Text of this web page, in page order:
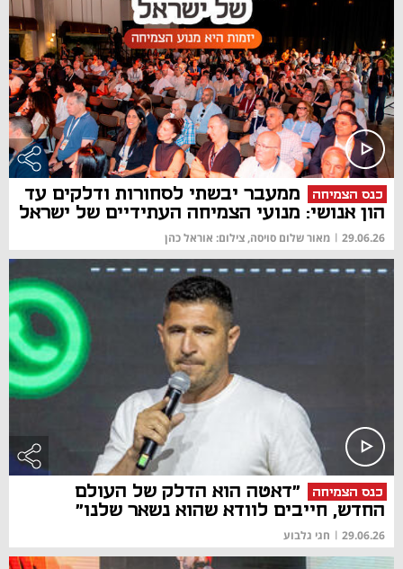
כנס הצמיחה
ממעבר יבשתי לסחורות ודלקים עד
הון אנושי: מנועי הצמיחה העתידיים של ישראל
29.06.26
| מאור שלום סויסה, צילום: אוראל כהן
כנס הצמיחה
"דאטה הוא הדלק של העולם
החדש, חייבים לוודא שהוא נשאר שלנו"
29.06.26
| חגי גלבוע